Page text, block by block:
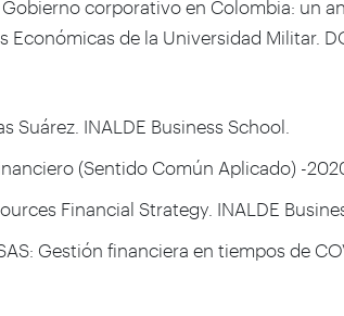
Gobierno corporativo en Colombia:
Económicas de la Universidad Militar.
Suárez. INALDE Business School.
(Sentido Común Aplicado) -
Financial Strategy. INALDE
Gestión financiera en tiempos de